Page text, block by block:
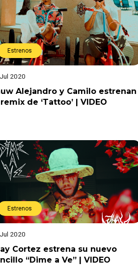
Estrenos
2020
Alejandro y Camilo estrenan
de ‘Tattoo’ | VIDEO
Estrenos
2020
Cortez estrena su nuevo
“Dime a Ve” | VIDEO